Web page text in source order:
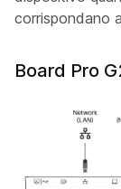
corrispondano
Board Pro